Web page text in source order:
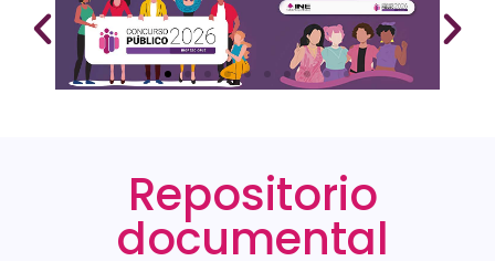
Repositorio
documental